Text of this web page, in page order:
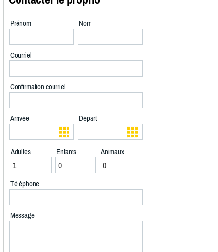
Prénom Nom
Courriel
Confirmation courriel
Arrivée Départ
Adultes Enfants Animaux
Téléphone
Message